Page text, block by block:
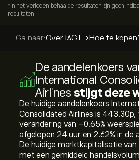
*In het verleden behaalde resultaten zijn geen
resultaten.
Ga naar:Over IAG.L > Hoe te
De aandelenkoers
International
Airlines stijgt deze
De huidige aandelenkoers
Consolidated Airlines is 443.30‎p‎,
verandering van ‎-0.65‎%
afgelopen 24 uur en ‎2.62‎% in de
De huidige marktkapitalisatie van
met een gemiddeld